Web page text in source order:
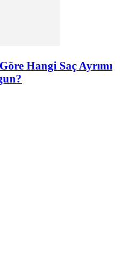
Hangi Saç Ayrımı